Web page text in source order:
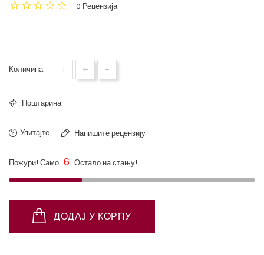
0 Рецензија
Количина: + -
Поштарина
Упитајте Напишите рецензију
Пожури! Само 6 Остало на стању!
ДОДАЈ У КОРПУ